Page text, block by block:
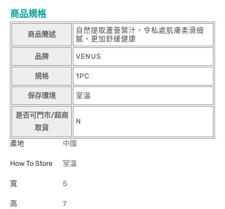
商品規格
商品簡述
自然提取蘆薈葉汁，令私處肌膚柔滑細
膩，更加舒緩健康
品牌 VENUS
規格 1PC
保存環境 室溫
是否可門市/超商
取貨
N
產地 中國
How To Store 室溫
寬 5
高 7